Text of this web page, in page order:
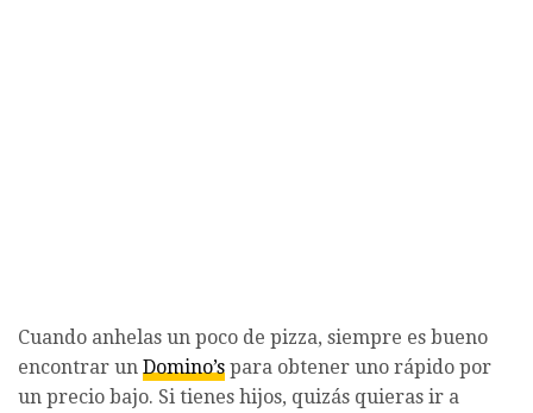
Cuando anhelas un poco de pizza, siempre es bueno
encontrar un Domino’s para obtener uno rápido por
un precio bajo. Si tienes hijos, quizás quieras ir a